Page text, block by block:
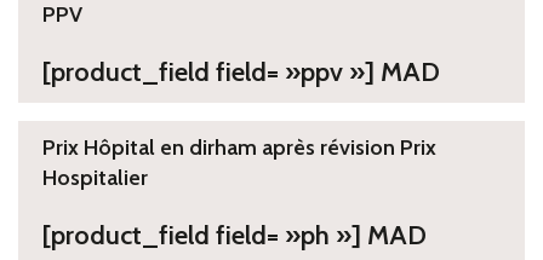
PPV
[product_field field= »ppv »] MAD
Prix Hôpital en dirham après révision Prix
Hospitalier
[product_field field= »ph »] MAD